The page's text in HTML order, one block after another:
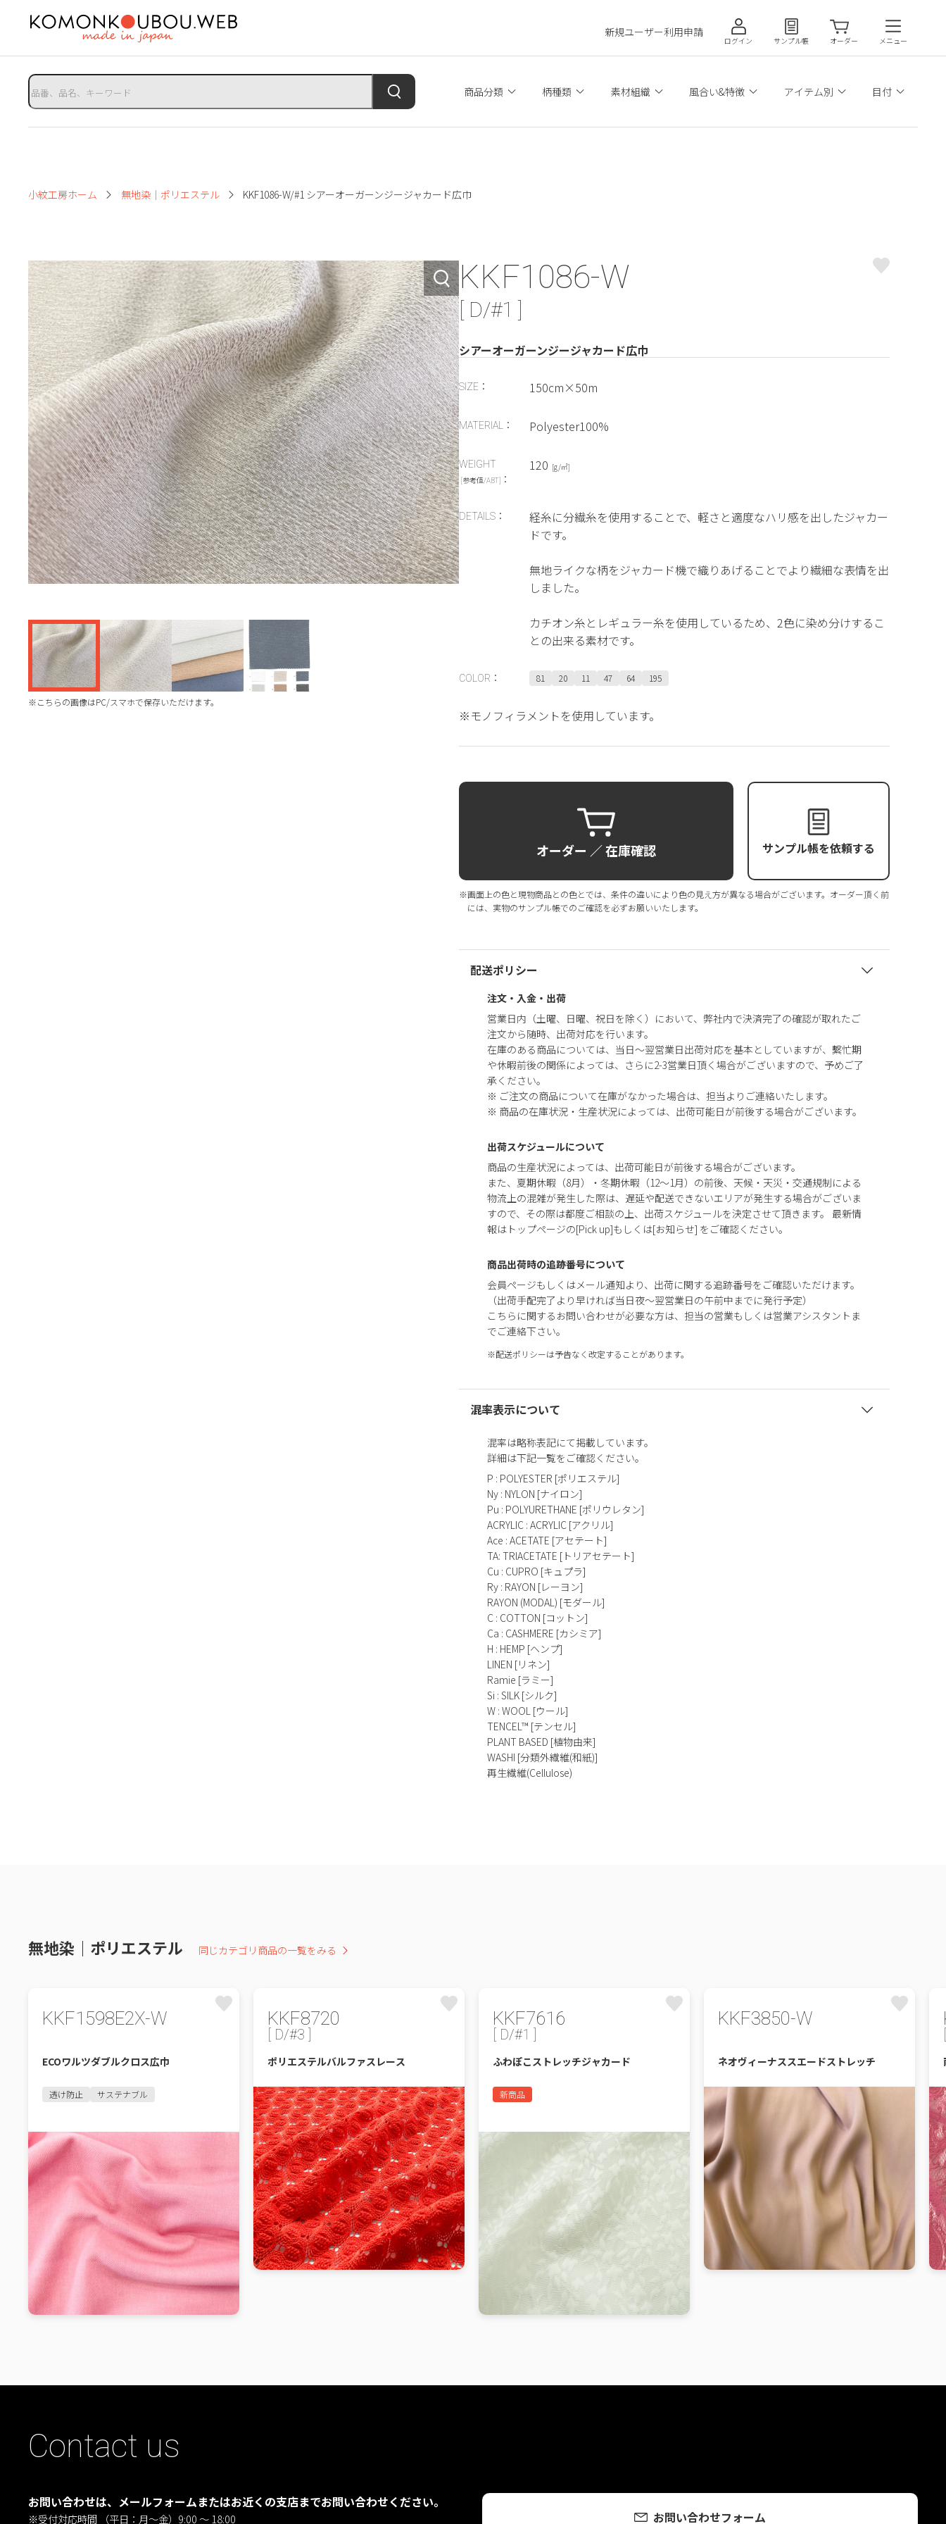
新規ユーザー利用申請
ログイン サンプル帳 オーダー メニュー
商品分類 柄種類 素材組織 風合い&特徴 アイテム別 目付
小紋工房ホーム 無地染｜ポリエステル KKF1086-W/#1 シアーオーガーンジージャカード広巾
※こちらの画像はPC/スマホで保存いただけます。
KKF1086-W
[ D/#1 ]
シアーオーガーンジージャカード広巾
SIZE： 150cm×50m
MATERIAL： Polyester100%
WEIGHT
[参考値/ABT] ：
120 [g/㎡]
DETAILS：
経糸に分繊糸を使用することで、軽さと適度なハリ感を出したジャカー
ドです。
無地ライクな柄をジャカード機で織りあげることでより繊細な表情を出
しました。
カチオン糸とレギュラー糸を使用しているため、2色に染め分けするこ
との出来る素材です。
COLOR： 81 20 11 47 64 195
※モノフィラメントを使用しています。
オーダー ／ 在庫確認 サンプル帳を依頼する
※画面上の色と現物商品との色とでは、条件の違いにより色の見え方が異なる場合がございます。オーダー頂く前
には、実物のサンプル帳でのご確認を必ずお願いいたします。
配送ポリシー
注文・入金・出荷
営業日内（土曜、日曜、祝日を除く）において、弊社内で決済完了の確認が取れたご
注文から随時、出荷対応を行います。
在庫のある商品については、当日～翌営業日出荷対応を基本としていますが、繫忙期
や休暇前後の関係によっては、さらに2-3営業日頂く場合がございますので、予めご了
承ください。
※ ご注文の商品について在庫がなかった場合は、担当よりご連絡いたします。
※ 商品の在庫状況・生産状況によっては、出荷可能日が前後する場合がございます。
出荷スケジュールについて
商品の生産状況によっては、出荷可能日が前後する場合がございます。
また、夏期休暇（8月）・冬期休暇（12～1月）の前後、天候・天災・交通規制による
物流上の混雑が発生した際は、遅延や配送できないエリアが発生する場合がございま
すので、その際は都度ご相談の上、出荷スケジュールを決定させて頂きます。 最新情
報はトップページの[Pick up]もしくは[お知らせ] をご確認ください。
商品出荷時の追跡番号について
会員ページもしくはメール通知より、出荷に関する追跡番号をご確認いただけます。
（出荷手配完了より早ければ当日夜～翌営業日の午前中までに発行予定）
こちらに関するお問い合わせが必要な方は、担当の営業もしくは営業アシスタントま
でご連絡下さい。
※配送ポリシーは予告なく改定することがあります。
混率表示について
混率は略称表記にて掲載しています。
詳細は下記一覧をご確認ください。
P : POLYESTER [ポリエステル]
Ny : NYLON [ナイロン]
Pu : POLYURETHANE [ポリウレタン]
ACRYLIC : ACRYLIC [アクリル]
Ace : ACETATE [アセテート]
TA: TRIACETATE [トリアセテート]
Cu : CUPRO [キュプラ]
Ry : RAYON [レーヨン]
RAYON (MODAL) [モダール]
C : COTTON [コットン]
Ca : CASHMERE [カシミア]
H : HEMP [ヘンプ]
LINEN [リネン]
Ramie [ラミー]
Si : SILK [シルク]
W : WOOL [ウール]
TENCEL™ [テンセル]
PLANT BASED [植物由来]
WASHI [分類外繊維(和紙)]
再生繊維(Cellulose)
無地染｜ポリエステル 同じカテゴリ商品の一覧をみる
KKF1598E2X-W
ECOワルツダブルクロス広巾
透け防止 サステナブル
KKF8720
[ D/#3 ]
ポリエステルバルファスレース
KKF7616
[ D/#1 ]
ふわぽこストレッチジャカード
新商品
KKF3850-W
ネオヴィーナススエードストレッチ
Contact us
お問い合わせは、メールフォームまたはお近くの支店までお問い合わせください。
※受付対応時間 （平日：月〜金）9:00 ～ 18:00 お問い合わせフォーム